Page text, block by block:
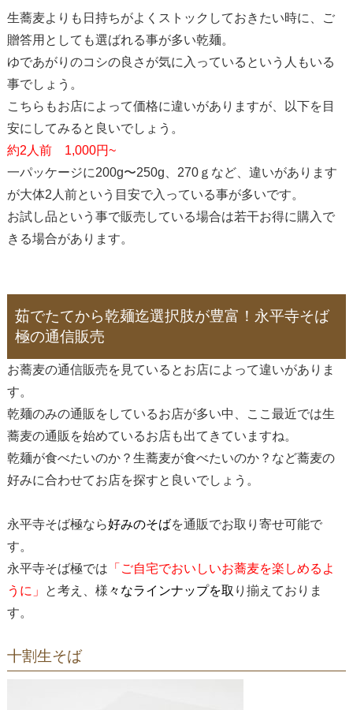
生蕎麦よりも日持ちがよくストックしておきたい時に、ご
贈答用としても選ばれる事が多い乾麺。
ゆであがりのコシの良さが気に入っているという人もいる
事でしょう。
こちらもお店によって価格に違いがありますが、以下を目
安にしてみると良いでしょう。
約2人前 1,000円~
一パッケージに200g〜250g、270ｇなど、違いがあります
が大体2人前という目安で入っている事が多いです。
お試し品という事で販売している場合は若干お得に購入で
きる場合があります。
茹でたてから乾麺迄選択肢が豊富！永平寺そば
極の通信販売
お蕎麦の通信販売を見ているとお店によって違いがありま
す。
乾麺のみの通販をしているお店が多い中、ここ最近では生
蕎麦の通販を始めているお店も出てきていますね。
乾麺が食べたいのか？生蕎麦が食べたいのか？など蕎麦の
好みに合わせてお店を探すと良いでしょう。
永平寺そば極なら好みのそばを通販でお取り寄せ可能で
す。
永平寺そば極では 「ご自宅でおいしいお蕎麦を楽しめるよ
うに」
と考え、様 々なラインナップを取 り揃えておりま
す。
十割生そば